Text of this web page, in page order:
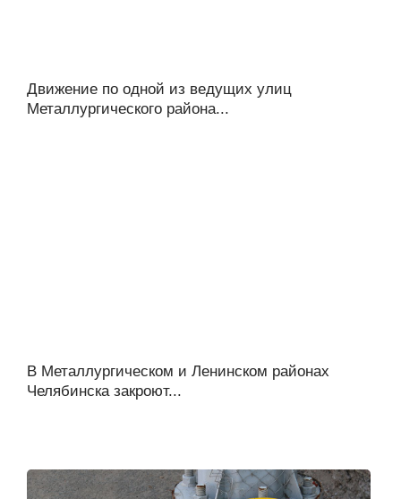
Движение по одной из ведущих улиц
Металлургического района...
В Металлургическом и Ленинском районах
Челябинска закроют...